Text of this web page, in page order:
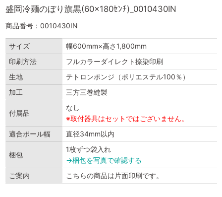
盛岡冷麺のぼり旗黒(60×180ｾﾝﾁ)_0010430IN
商品番号：0010430IN
サイズ
幅600mm×高さ1,800mm
印刷方法
フルカラーダイレクト捺染印刷
生地
テトロンポンジ（ポリエステル100％）
加工
三方三巻縫製
付属品
なし
※取付器具はセットではございません。
適合ポール幅
直径34mm以内
梱包
1枚ずつ袋入れ
→梱包を写真で確認する
ご案内
こちらの商品は片面印刷です。